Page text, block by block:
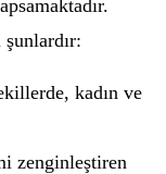
kadın ve
zenginleştiren